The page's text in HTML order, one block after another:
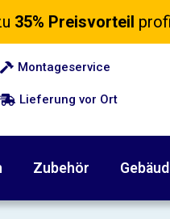
35% Preisvorteil
Montageservice
Lieferung vor Ort
Zubehör